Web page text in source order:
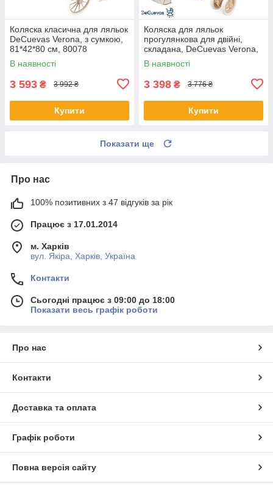
Коляска класична для ляльок
DeCuevas Verona, з сумкою,
81*42*80 см, 80078
В наявності
3 593 ₴ 3 992 ₴
Купити
Коляска для ляльок
прогулянкова для двійні,
складана, DeCuevas Verona,
40*70*72см, 90378
В наявності
3 398 ₴ 3 776 ₴
Купити
Показати ще
Про нас
100% позитивних з 47 відгуків за рік
Працює з 17.01.2014
м. Харків
вул. Якіра, Харків, Україна
Контакти
Сьогодні працює з 09:00 до 18:00
Показати весь графік роботи
Про нас
Контакти
Доставка та оплата
Графік роботи
Повна версія сайту